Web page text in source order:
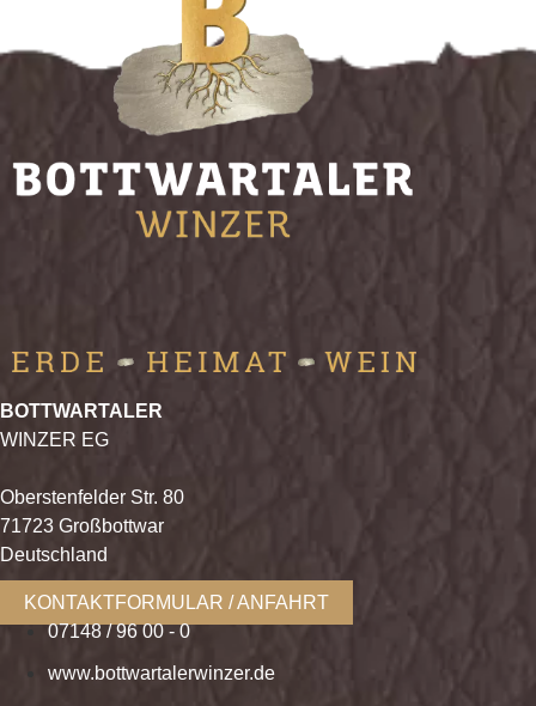
BOTTWARTALER
WINZER EG
Oberstenfelder Str. 80
71723 Großbottwar
Deutschland
KONTAKTFORMULAR / ANFAHRT
07148 / 96 00 - 0
www.bottwartalerwinzer.de